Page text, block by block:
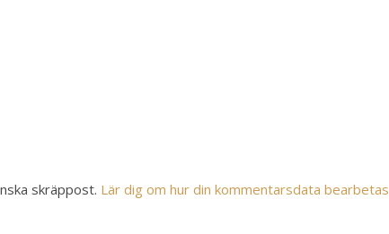
skräppost. Lär dig om hur din kommentarsdata bearbetas